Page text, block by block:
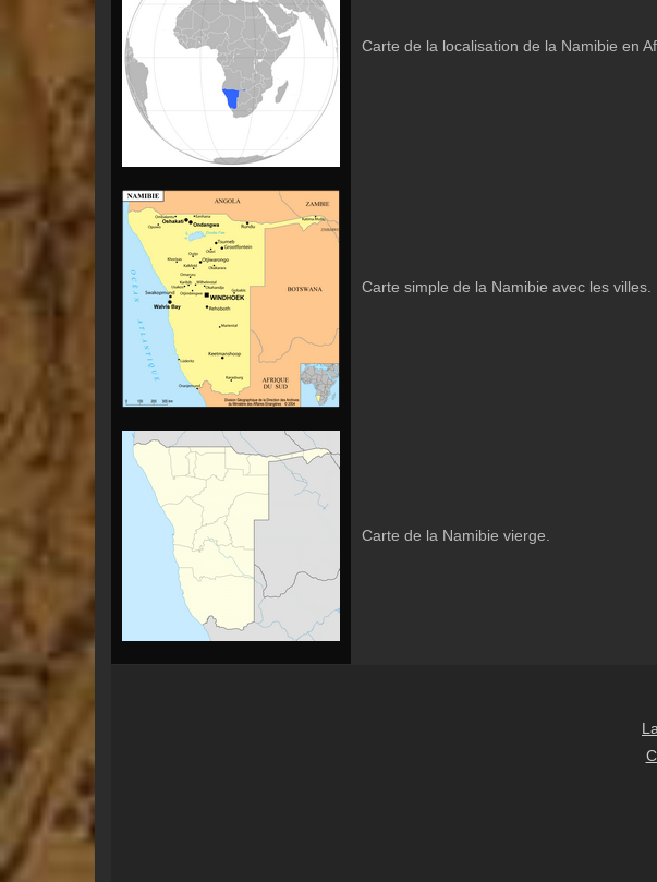
Carte de la localisation de la Namibie en
Carte simple de la Namibie avec les villes.
Carte de la Namibie vierge.